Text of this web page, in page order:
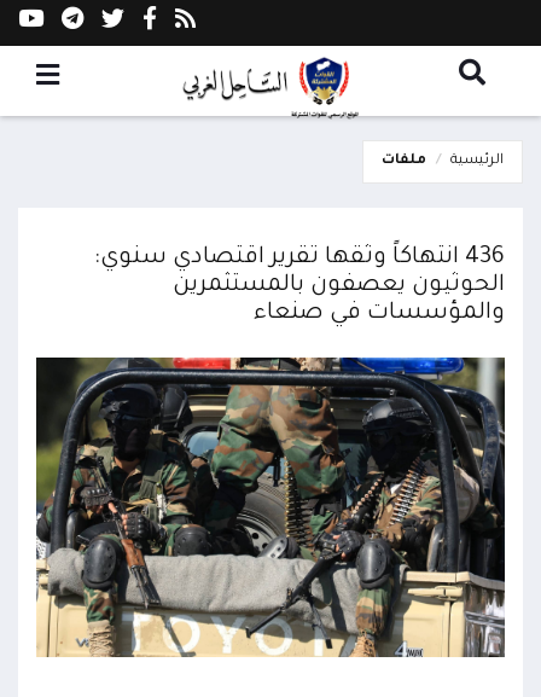
الرئيسية ملفات
436 انتهاكاً وثقها تقرير اقتصادي سنوي:
الحوثيون يعصفون بالمستثمرين
والمؤسسات في صنعاء